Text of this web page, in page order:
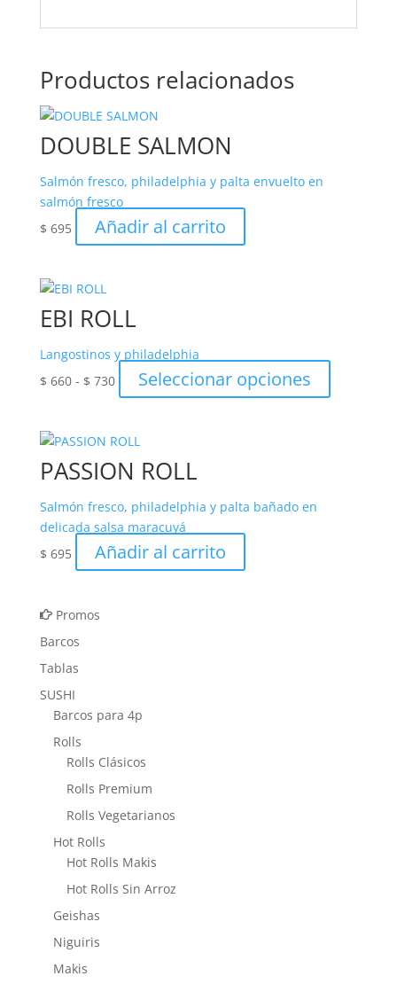
Productos relacionados
DOUBLE SALMON
Salmón fresco, philadelphia y palta envuelto en
salmón fresco
$ 695 Añadir al carrito
EBI ROLL
Langostinos y philadelphia
$ 660 - $ 730Rango
de
desde
hasta
Seleccionar opciones
producto
PASSION ROLL
Salmón fresco, philadelphia y palta bañado en
delicada salsa maracuyá
$ 695 Añadir al carrito
Promos
Barcos
Tablas
SUSHI
Barcos para 4p
Rolls
Rolls Clásicos
Rolls Premium
Rolls Vegetarianos
Hot Rolls
Hot Rolls Makis
Hot Rolls Sin Arroz
Geishas
Niguiris
Makis